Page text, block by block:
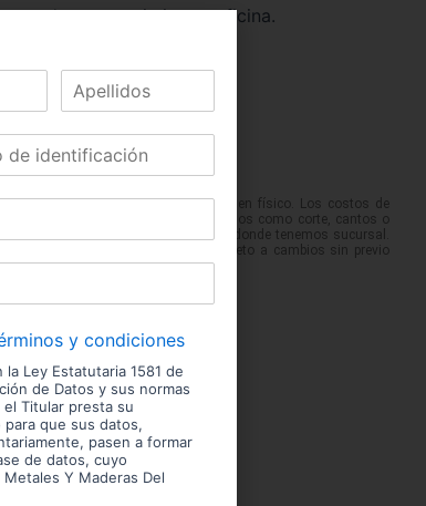
de entretenimiento, oficina.
y los colores podrían variar en físico. Los costos de
por el comprador. No incluye servicios como corte, cantos o
en la zona urbana de las ciudades donde tenemos sucursal.
verificación de inventario. Precio sujeto a cambios sin previo
y condiciones
la Ley Estatutaria 1581 de
de Datos y sus normas
el Titular presta su
que sus datos,
pasen a formar
de datos, cuyo
Y Maderas Del